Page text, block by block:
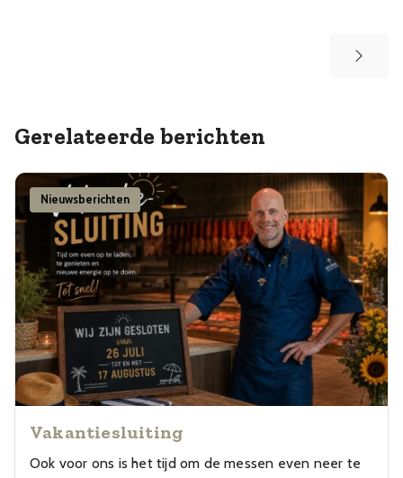
Gerelateerde berichten
Nieuwsberichten
Vakantiesluiting
Ook voor ons is het tijd om de messen even neer te